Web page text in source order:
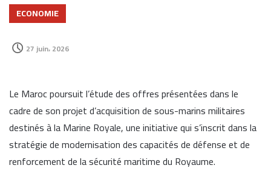
ECONOMIE
27 juin، 2026
Le Maroc poursuit l’étude des offres présentées dans le
cadre de son projet d’acquisition de sous-marins militaires
destinés à la Marine Royale, une initiative qui s’inscrit dans la
stratégie de modernisation des capacités de défense et de
renforcement de la sécurité maritime du Royaume.